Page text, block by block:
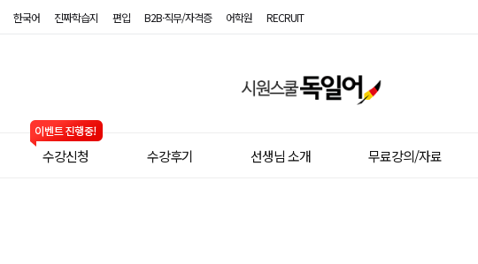
한국어 진짜학습지 편입 B2B·직무/자격증 어학원 RECRUIT
수강신청 수강후기 선생님 소개 무료강의/자료